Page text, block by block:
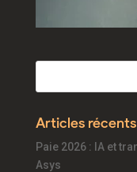
Articles récents
Paie 2026 : IA et
Asys